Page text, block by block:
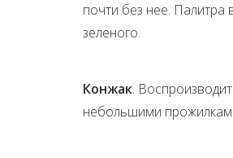
почти без нее. Палитра
зеленого.
Конжак.
небольшими